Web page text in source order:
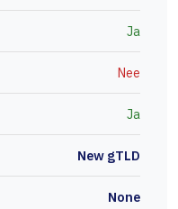
Ja
Nee
Ja
New gTLD
None